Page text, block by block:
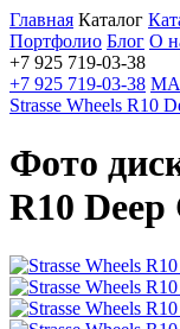
Главная Каталог
Портфолио Блог О
+7 925 719-03-38
+7 925 719-03-38
Strasse Wheels R10
Фото
R10 Deep